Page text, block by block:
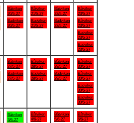
Båtviken
20/5-27
Badviken
20/5-27
Båtviken
21/5-27
Badviken
21/5-27
Båtviken
22/5-27
Badviken
22/5-27
Båtviken
23/5-27
Båtviken
23/5-27
Badviken
23/5-27
Badviken
23/5-27
Båtviken
27/5-27
Badviken
27/5-27
Båtviken
28/5-27
Badviken
28/5-27
Båtviken
29/5-27
Badviken
29/5-27
Båtviken
30/5-27
Båtviken
30/5-27
Badviken
30/5-27
Badviken
30/5-27
Båtviken
3/6-27
Båtviken
4/6-27
Båtviken
5/6-27
Båtviken
6/6-27